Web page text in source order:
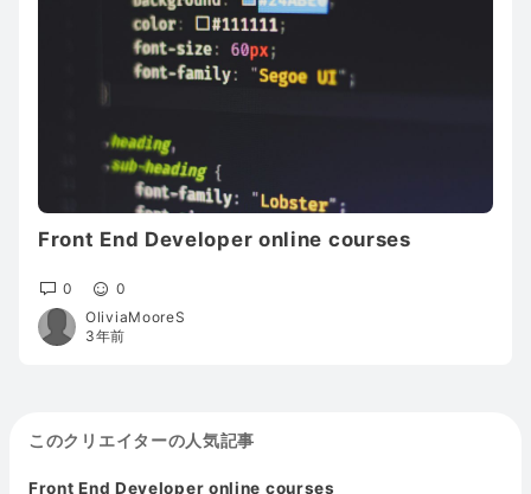
Front End Developer online courses
0
0
OliviaMooreS
3年前
このクリエイターの人気記事
Front End Developer online courses